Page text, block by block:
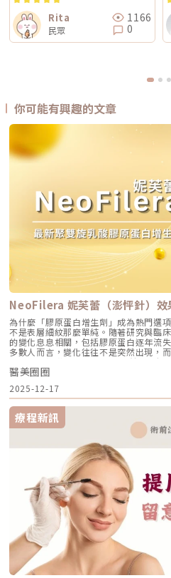
Rita
民眾
1166
0
你可能有興趣的文章
NeoFilera 妮芙蕾（澎怦針）效
為什麼「膠原蛋白增生劑」成為熱門選
不是表層細紋那麼單純。隨著研究與臨
的變化息息相關，包括膠原蛋白逐年流
多數人而言，變化往往不是突然出現，
起來不再飽滿。 正因如此，單純依賴短
間維持理想狀態。近年醫美趨勢因此逐
本質」，開始重視是否能啟動肌膚自身
重建，而非單點調整。 相較於即時填充
漸進的改善，透過刺激自體膠原蛋白生
彈性。而 NeoFilera 妮芙蕾（澎怦針）
一。該產品由台灣晶鑽生醫研發，是貼
的醫美思維。NeoFilera 妮芙蕾（澎怦針
中，妮芙蕾之所以受到關注，關鍵在於
廓」，而是強調自然、漸進、結構型改
針）屬於注射型膠原蛋白增生劑，主要
激肌膚深層結構，啟動自體膠原蛋白生
態。妮芙蕾的成分與作用原理了解成分
合自己的重要關鍵。NeoFilera 妮芙蕾
過不同成分各司其職，讓療程效果能夠
PDLLA 是妮芙蕾中負責膠原蛋白刺激
注入肌膚後，PDLLA 會隨時間逐漸作
膠原蛋白生成，使肌膚結構以漸進方式
扮演的是「長期作用主體」的角色，顆
更穩定、分布更平均，避免集中反應，
維素）CMC 則主要作為支撐與穩定基
積與結構支撐。它的功能並非長期留存
醫美圈圈
2025-12-17
療程新訊